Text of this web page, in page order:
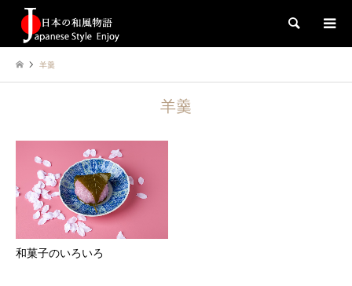
検索
羊羹
羊羹
和菓子のいろいろ